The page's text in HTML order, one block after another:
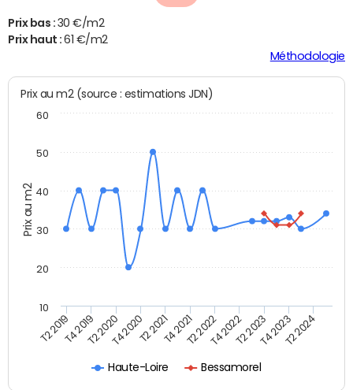
Prix bas : 30 €/m2
Prix haut :61 €/m2
Méthodologie
Prix au m2
Prix au m2 (source : estimations JDN)
Haute-Loire Bessamorel
T2 2019T4 2019T2 2020T4 2020T2 2021T4 2021T2 2022T4 2022T2 2023T4 2023T2 2024
10
20
30
40
50
60